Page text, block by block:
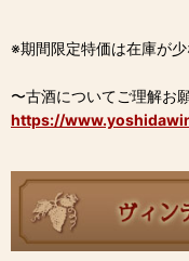
※期間限定特価は在庫が
〜古酒についてご理解お
https://